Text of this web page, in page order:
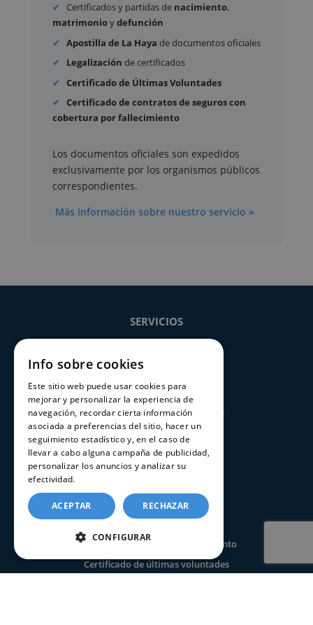
Certificados y partidas de nacimiento,
matrimonioydefunción
Apostilla de La Haya de documentos oficiales
Legalización de certificados
Certificado de Últimas Voluntades
Certificado de contratos de seguros con
cobertura por fallecimiento
Los documentos oficiales son expedidos
exclusivamente por los organismos públicos
correspondientes.
Más información sobre nuestro servicio »
SERVICIOS
Nuestro servicio
Contacte con nosotros
Consultar estado de un trámite
CERTIFICADOS
Certificado de matrimonio
Certificado seguros por fallecimiento
Certificado de últimas voluntades
Info sobre cookies
Este sitio web puede usar cookies para
mejorar y personalizar la experiencia de
navegación, recordar cierta información
asociada a preferencias del sitio, hacer un
seguimiento estadístico y, en el caso de
llevar a cabo alguna campaña de publicidad,
personalizar los anuncios y analizar su
efectividad.
ACEPTAR RECHAZAR
CONFIGURAR